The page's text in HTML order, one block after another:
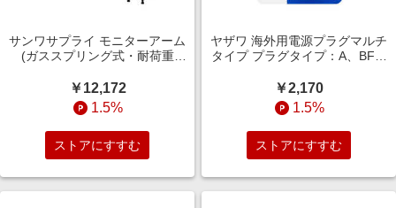
サンワサプライ モニターアーム
(ガススプリング式・耐荷重
￥12,172
1.5%
ストアにすすむ
ヤザワ 海外用電源プラグマルチ
タイプ プラグタイプ：A、BF、
HPM8SWH
￥2,170
1.5%
ストアにすすむ